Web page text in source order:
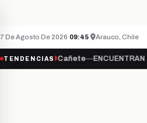
7 De Agosto De 2026·09:45· Arauco, Chile
TENDENCIAS
●Cañete —ENCUENTRAN